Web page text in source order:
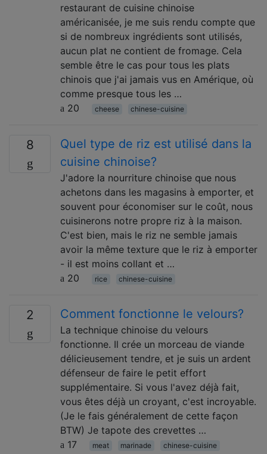
restaurant de cuisine chinoise
américanisée, je me suis rendu compte que
si de nombreux ingrédients sont utilisés,
aucun plat ne contient de fromage. Cela
semble être le cas pour tous les plats
chinois que j'ai jamais vus en Amérique, où
comme presque tous les …
20
cheese chinese-cuisine
8
Quel type de riz est utilisé dans la
cuisine chinoise?
J'adore la nourriture chinoise que nous
achetons dans les magasins à emporter, et
souvent pour économiser sur le coût, nous
cuisinerons notre propre riz à la maison.
C'est bien, mais le riz ne semble jamais
avoir la même texture que le riz à emporter
- il est moins collant et …
20
rice chinese-cuisine
2 Comment fonctionne le velours?
La technique chinoise du velours
fonctionne. Il crée un morceau de viande
délicieusement tendre, et je suis un ardent
défenseur de faire le petit effort
supplémentaire. Si vous l'avez déjà fait,
vous êtes déjà un croyant, c'est incroyable.
(Je le fais généralement de cette façon
BTW) Je tapote des crevettes …
17
meat marinade
chinese-cuisine